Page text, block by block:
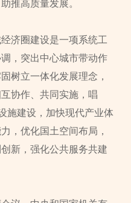
推高质量发展。
圈建设是一项系统工
，突出中心城市带动作
树立一体化发展理念，
协作、共同实施，唱
施建设，加快现代产业体
，优化国土空间布局，
新，强化公共服务共建